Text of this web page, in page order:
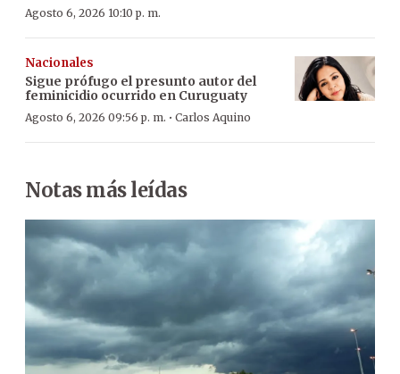
Agosto 6, 2026 10:10 p. m.
Nacionales
Sigue prófugo el presunto autor del
feminicidio ocurrido en Curuguaty
Agosto 6, 2026 09:56 p. m. · Carlos Aquino
Notas más leídas